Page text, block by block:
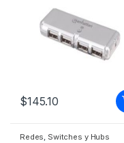
FUENTE
$145.10
Redes, Switches y Hubs